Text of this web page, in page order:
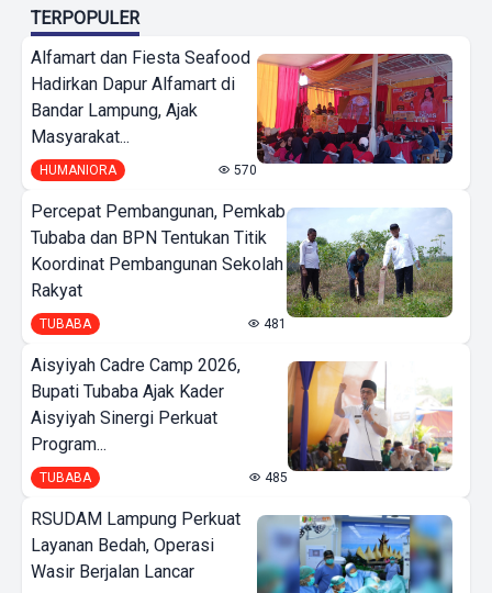
TERPOPULER
Alfamart dan Fiesta Seafood
Hadirkan Dapur Alfamart di
Bandar Lampung, Ajak
Masyarakat...
HUMANIORA 570
Percepat Pembangunan, Pemkab
Tubaba dan BPN Tentukan Titik
Koordinat Pembangunan Sekolah
Rakyat
TUBABA 481
Aisyiyah Cadre Camp 2026,
Bupati Tubaba Ajak Kader
Aisyiyah Sinergi Perkuat
Program...
TUBABA 485
RSUDAM Lampung Perkuat
Layanan Bedah, Operasi
Wasir Berjalan Lancar